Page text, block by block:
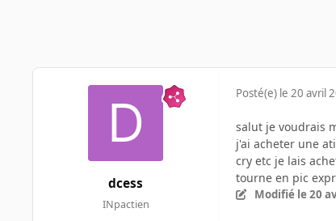
dcess
INpactien
Posté(e) le 20 avril
salut je voudrais
j'ai acheter une
cry etc je lais
tourne en pic
Modifié le 20